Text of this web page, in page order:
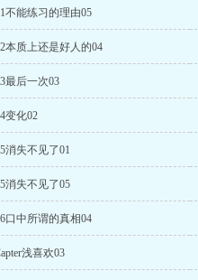
1不能练习的理由05
2本质上还是好人的04
最后一次03
变化02
消失不见了01
5消失不见了05
6口中所谓的真相04
浅喜欢03